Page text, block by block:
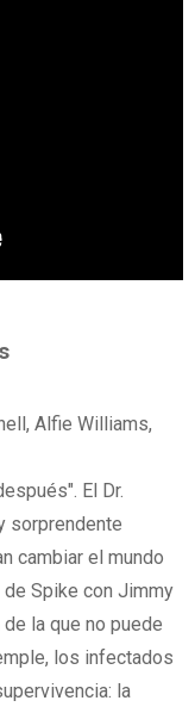
Alfie Williams,
El Dr.
sorprendente
cambiar el mundo
Spike con Jimmy
la que no puede
los infectados
la